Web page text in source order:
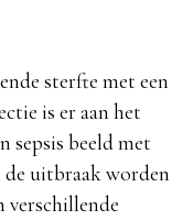
sterfte met een
is er aan het
sepsis beeld met
uitbraak worden
verschillende